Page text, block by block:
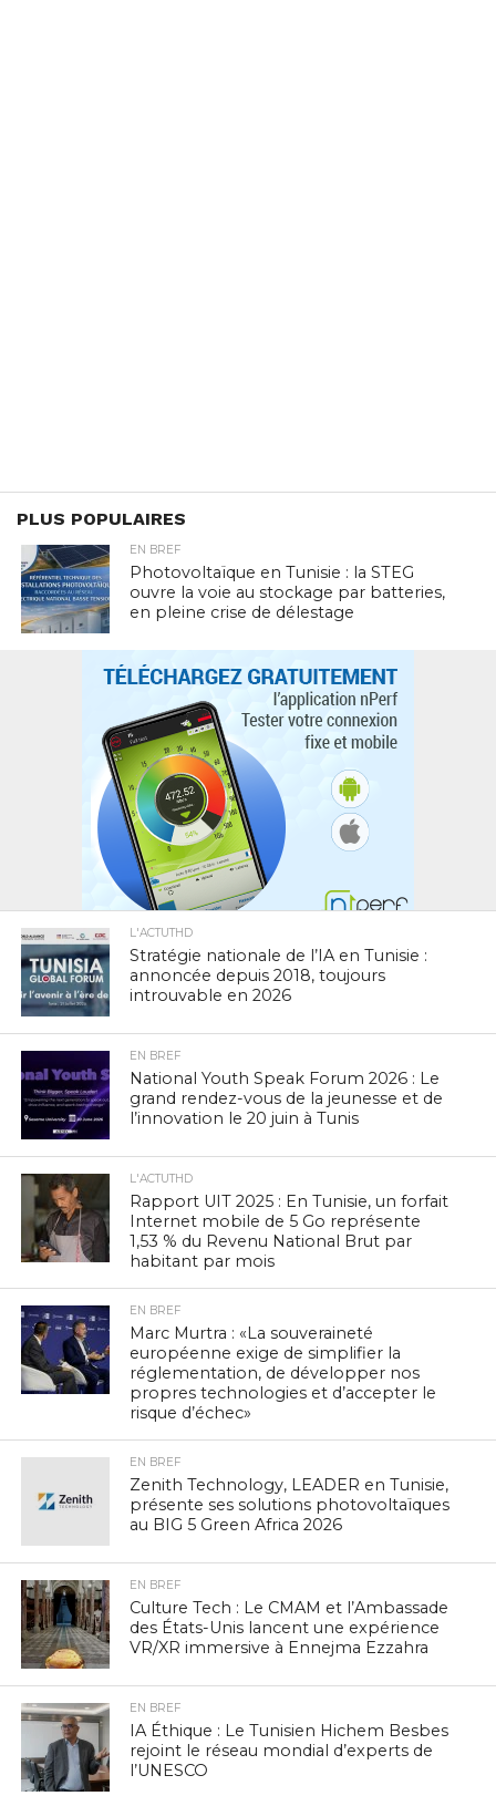
PLUS POPULAIRES
EN BREF
Photovoltaïque en Tunisie : la STEG
ouvre la voie au stockage par batteries,
en pleine crise de délestage
L'ACTUTHD
Stratégie nationale de l’IA en Tunisie :
annoncée depuis 2018, toujours
introuvable en 2026
EN BREF
National Youth Speak Forum 2026 : Le
grand rendez-vous de la jeunesse et de
l’innovation le 20 juin à Tunis
L'ACTUTHD
Rapport UIT 2025 : En Tunisie, un forfait
Internet mobile de 5 Go représente
1,53 % du Revenu National Brut par
habitant par mois
EN BREF
Marc Murtra : «La souveraineté
européenne exige de simplifier la
réglementation, de développer nos
propres technologies et d’accepter le
risque d’échec»
EN BREF
Zenith Technology, LEADER en Tunisie,
présente ses solutions photovoltaïques
au BIG 5 Green Africa 2026
EN BREF
Culture Tech : Le CMAM et l’Ambassade
des États-Unis lancent une expérience
VR/XR immersive à Ennejma Ezzahra
EN BREF
IA Éthique : Le Tunisien Hichem Besbes
rejoint le réseau mondial d’experts de
l’UNESCO